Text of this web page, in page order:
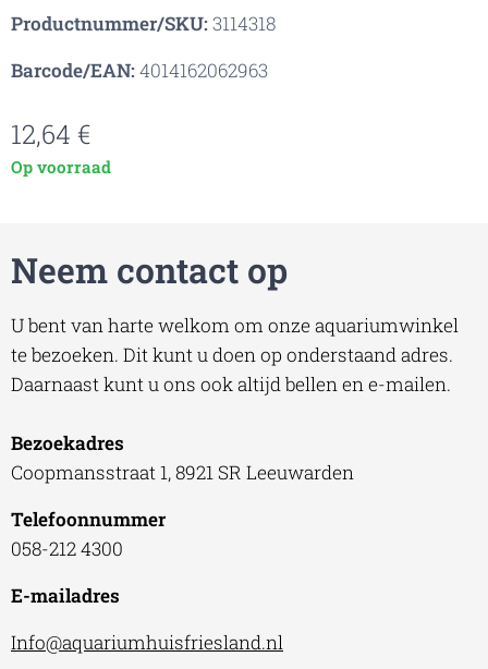
Productnummer/SKU:3114318
Barcode/EAN:4014162062963
12,64 €
Op voorraad
Neem contact op
U bent van harte welkom om onze aquariumwinkel
te bezoeken. Dit kunt u doen op onderstaand adres.
Daarnaast kunt u ons ook altijd bellen en e-mailen.
Bezoekadres
Coopmansstraat 1, 8921 SR Leeuwarden
Telefoonnummer
058-212 4300
E-mailadres
Info@aquariumhuisfriesland.nl